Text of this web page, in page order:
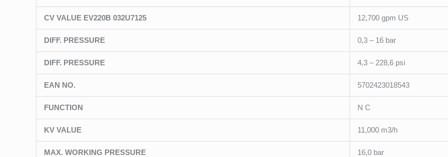
CV VALUE EV220B 032U7125 12,700 gpm US
DIFF. PRESSURE 0,3 – 16 bar
DIFF. PRESSURE 4,3 – 228,6 psi
EAN NO. 5702423018543
FUNCTION N C
KV VALUE 11,000 m3/h
MAX. WORKING PRESSURE 16,0 bar